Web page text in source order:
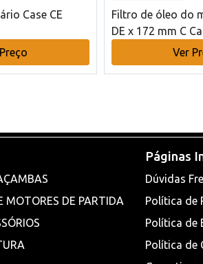
Case CE
Filtro de óleo do
DE x 172 mm C
Ver
MOTORES DE PARTIDA
Páginas
Dúvidas
Política de
Política de
Política de